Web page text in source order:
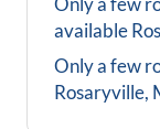
available
Only a few
Rosaryville,